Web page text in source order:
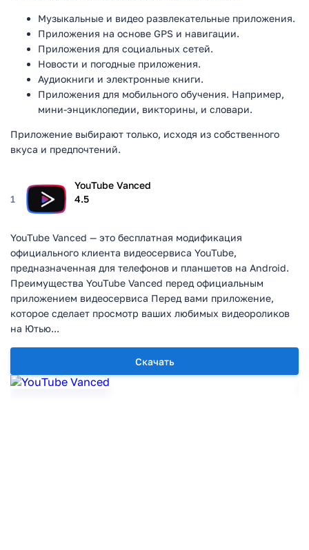
Музыкальные и видео развлекательные приложения.
Приложения на основе GPS и навигации.
Приложения для социальных сетей.
Новости и погодные приложения.
Аудиокниги и электронные книги.
Приложения для мобильного обучения. Например,
мини-энциклопедии, викторины, и словари.
Приложение выбирают только, исходя из собственного
вкуса и предпочтений.
1
YouTube Vanced
4.5
Скачать
YouTube Vanced — это бесплатная модификация
официального клиента видеосервиса YouTube,
предназначенная для телефонов и планшетов на Android.
Преимущества YouTube Vanced перед официальным
приложением видеосервиса Перед вами приложение,
которое сделает просмотр ваших любимых видеороликов
на Ютью...